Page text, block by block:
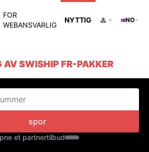
FOR
WEBANSVARLIG
NYTTIG NO
AV SWISHIP FR-PAKKER
spor
et partnertilbud